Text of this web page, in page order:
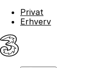
Privat
Erhverv